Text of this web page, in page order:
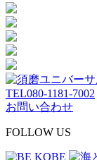
TEL080-1181-7002
お問い合わせ
FOLLOW US